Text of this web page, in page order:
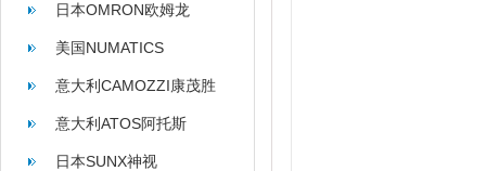
日本OMRON欧姆龙
美国NUMATICS
意大利CAMOZZI康茂胜
意大利ATOS阿托斯
日本SUNX神视